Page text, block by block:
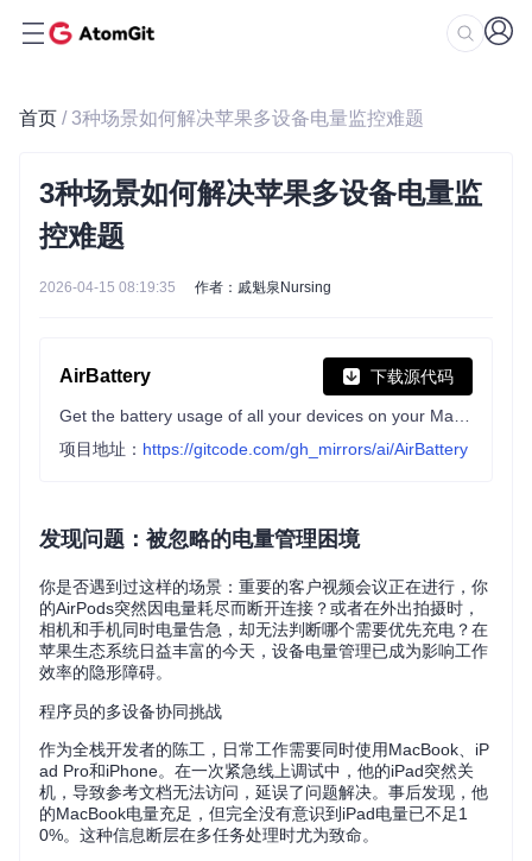
首页 / 3种场景如何解决苹果多设备电量监控难题
3种场景如何解决苹果多设备电量监
控难题
2026-04-15 08:19:35 作者：戚魁泉Nursing
AirBattery 下载源代码
项目地址： https://gitcode.com/gh_mirrors/ai/AirBattery
发现问题：被忽略的电量管理困境
你是否遇到过这样的场景：重要的客户视频会议正在进行，你
的AirPods突然因电量耗尽而断开连接？或者在外出拍摄时，
相机和手机同时电量告急，却无法判断哪个需要优先充电？在
苹果生态系统日益丰富的今天，设备电量管理已成为影响工作
效率的隐形障碍。
程序员的多设备协同挑战
作为全栈开发者的陈工，日常工作需要同时使用MacBook、iP
ad Pro和iPhone。在一次紧急线上调试中，他的iPad突然关
机，导致参考文档无法访问，延误了问题解决。事后发现，他
的MacBook电量充足，但完全没有意识到iPad电量已不足1
0%。这种信息断层在多任务处理时尤为致命。